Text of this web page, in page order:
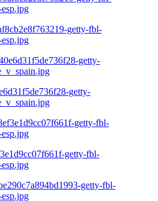
getty-fbl-
getty-
getty-fbl-